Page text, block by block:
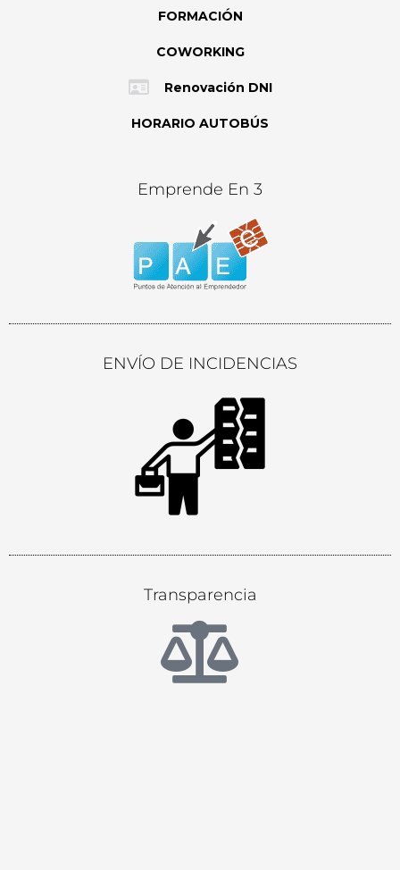
FORMACIÓN
COWORKING
Renovación DNI
HORARIO AUTOBÚS
Emprende En 3
ENVÍO DE INCIDENCIAS
Transparencia